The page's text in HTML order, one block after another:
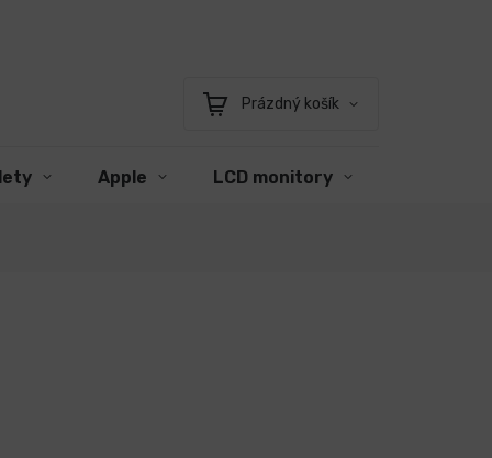
Nákupní
Prázdný košík
Apple LCD monitory